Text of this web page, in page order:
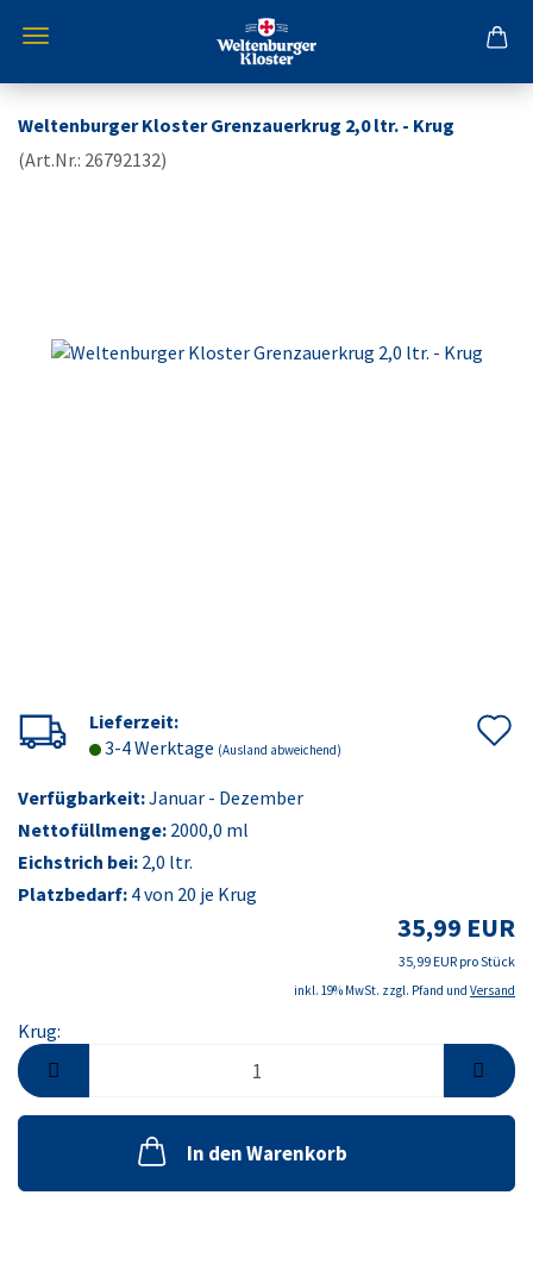
Weltenburger Kloster Grenzauerkrug 2,0 ltr. - Krug
(Art.Nr.: 26792132)
Lieferzeit:
3-4 Werktage (Ausland abweichend)
Verfügbarkeit:Januar - Dezember
Nettofüllmenge: 2000,0 ml
Eichstrich bei: 2,0 ltr.
Platzbedarf: 4von 20 je Krug
35,99 EUR
35,99 EUR pro Stück
inkl. 19% MwSt. zzgl. Pfand und Versand
Krug:
Krug
In den Warenkorb